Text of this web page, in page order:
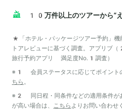
10万件以上のツアーから“
*「ホテル・パッケージツアー予約」機
トアレビューに基づく調査。アプ
旅行予約アプリ 満足度No.1調査）
※1 会員ステータスに応じてポイント
ちら 。
※2 同日程・同条件などの適用条件が
が高い場合は、
こちら よりお問い合わせ